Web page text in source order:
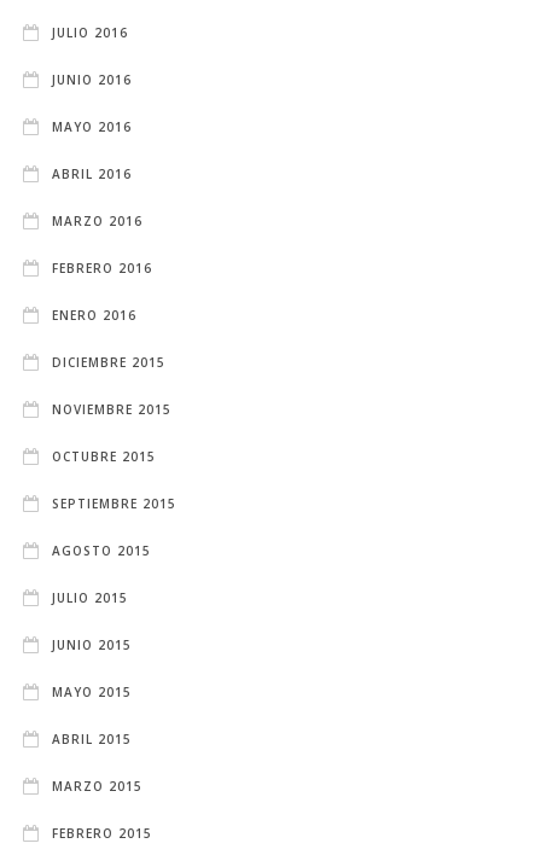
JULIO 2016
JUNIO 2016
MAYO 2016
ABRIL 2016
MARZO 2016
FEBRERO 2016
ENERO 2016
DICIEMBRE 2015
NOVIEMBRE 2015
OCTUBRE 2015
SEPTIEMBRE 2015
AGOSTO 2015
JULIO 2015
JUNIO 2015
MAYO 2015
ABRIL 2015
MARZO 2015
FEBRERO 2015